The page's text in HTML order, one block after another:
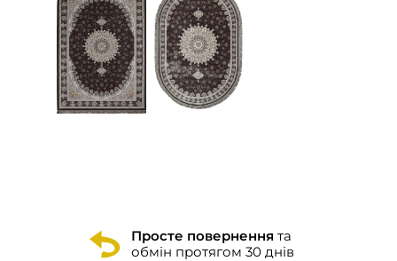
Просте повернення та
обмін протягом 30 днів